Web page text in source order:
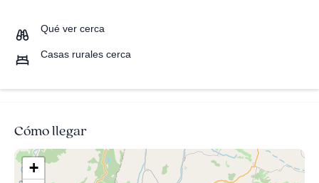
Qué ver cerca
Casas rurales cerca
Cómo llegar
+